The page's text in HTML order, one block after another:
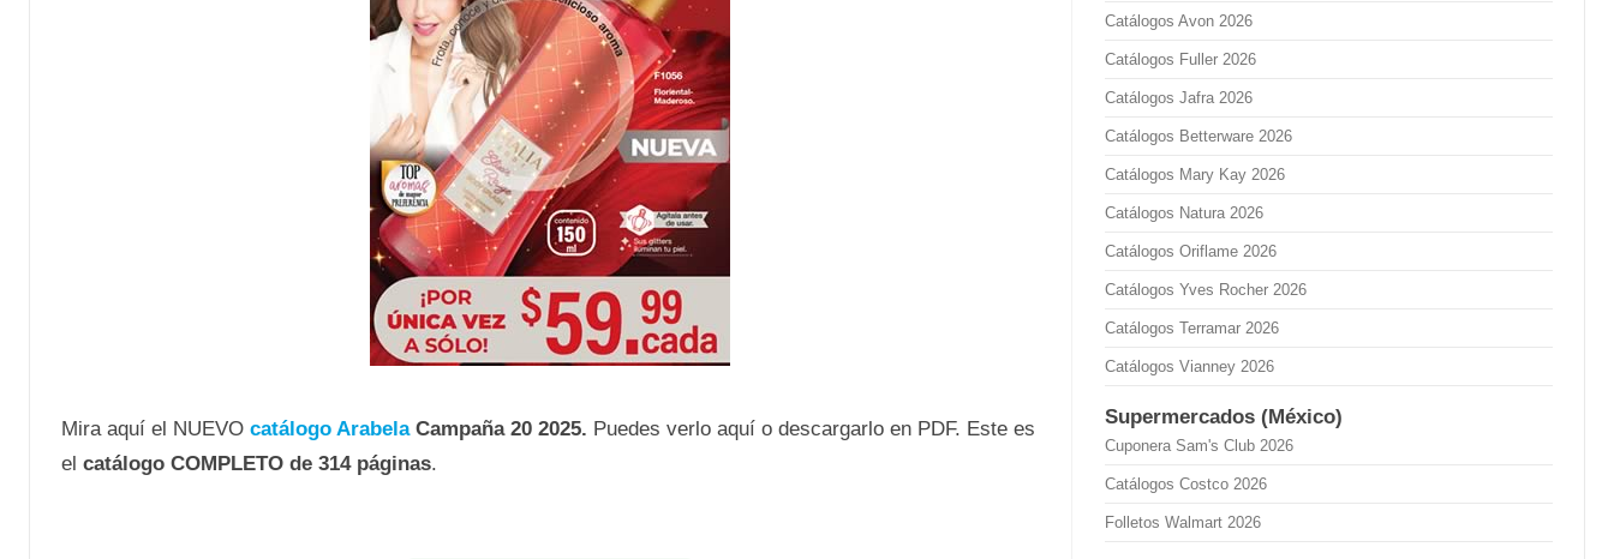
Mira aquí el NUEVO catálogo ArabelaCampaña 20 2025. Puedes verlo aquí o descargarlo en PDF. Este es
el catálogo COMPLETO de 314 páginas.
Catálogos Avon 2026
Catálogos Fuller 2026
Catálogos Jafra 2026
Catálogos Betterware 2026
Catálogos Mary Kay 2026
Catálogos Natura 2026
Catálogos Oriflame 2026
Catálogos Yves Rocher 2026
Catálogos Terramar 2026
Catálogos Vianney 2026
Supermercados (México)
Cuponera Sam's Club 2026
Catálogos Costco 2026
Folletos Walmart 2026